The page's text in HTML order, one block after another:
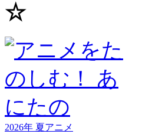
☆
2026年 夏アニメ